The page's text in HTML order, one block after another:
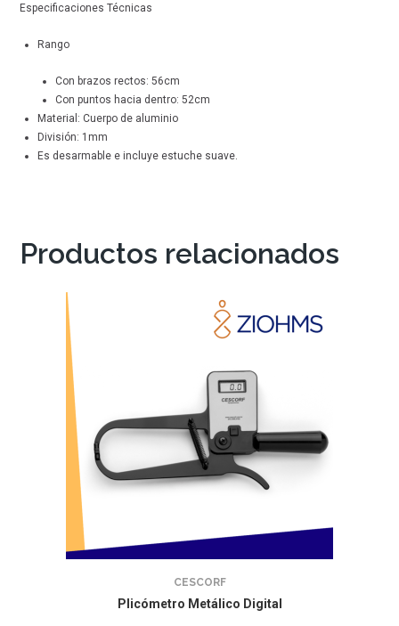
Especificaciones Técnicas
Rango
Con brazos rectos: 56cm
Con puntos hacia dentro: 52cm
Material: Cuerpo de aluminio
División: 1mm
Es desarmable e incluye estuche suave.
Productos relacionados
CESCORF
Plicómetro Metálico Digital